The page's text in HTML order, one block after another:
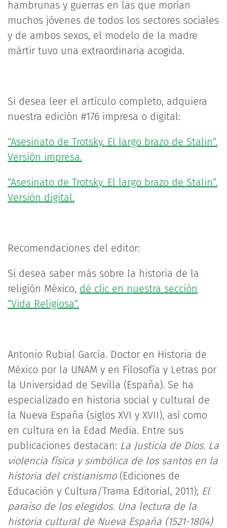
hambrunas y guerras en las que morían
muchos jóvenes de todos los sectores sociales
y de ambos sexos, el modelo de la madre
mártir tuvo una extraordinaria acogida.
Si desea leer el artículo completo, adquiera
nuestra edición #176 impresa o digital:
“Asesinato de Trotsky. El largo brazo de Stalin”.
Versión impresa.
“Asesinato de Trotsky. El largo brazo de Stalin”.
Versión digital.
Recomendaciones del editor:
Si desea saber más sobre la historia de la
religión México, dé clic en nuestra sección
“Vida Religiosa”.
Antonio Rubial García. Doctor en Historia de
México por la UNAM y en Filosofía y Letras por
la Universidad de Sevilla (España). Se ha
especializado en historia social y cultural de
la Nueva España (siglos XVI y XVII), así como
en cultura en la Edad Media. Entre sus
publicaciones destacan: La Justicia de Dios. La
violencia física y simbólica de los santos en la
historia del cristianismo(Ediciones de
Educación y Cultura/Trama Editorial, 2011); El
paraíso de los elegidos. Una lectura de la
historia cultural de Nueva España (1521-1804)